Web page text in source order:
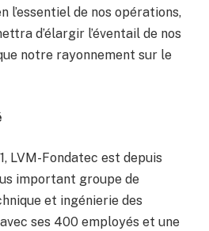
l’essentiel de nos opérations,
d’élargir l’éventail de nos
notre rayonnement sur le
LVM-Fondatec est depuis
important groupe de
et ingénierie des
ses 400 employés et une